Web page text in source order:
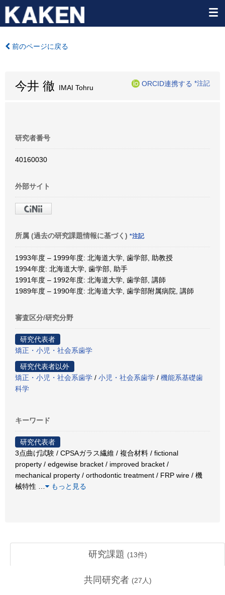
前のページに戻る
今井 徹 IMAI Tohru
ORCID連携する *注記
研究者番号
40160030
外部サイト
所属 (過去の研究課題情報に基づく) *注記
1993年度 – 1999年度: 北海道大学, 歯学部, 助教授
1994年度: 北海道大学, 歯学部, 助手
1991年度 – 1992年度: 北海道大学, 歯学部, 講師
1989年度 – 1990年度: 北海道大学, 歯学部附属病院, 講師
審査区分/研究分野
研究代表者
矯正・小児・社会系歯学
研究代表者以外
矯正・小児・社会系歯学 / 小児・社会系歯学 / 機能系基礎歯
科学
キーワード
研究代表者
3点曲げ試験 / CPSAガラス繊維 / 複合材料 / fictional
property / edgewise bracket / improved bracket /
mechanical property / orthodontic treatment / FRP wire / 機
械特性
もっと見る
研究課題 (13件)
共同研究者 (27 人)